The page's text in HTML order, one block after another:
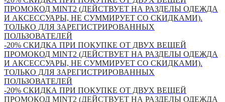
ПРОМОКОД MINT2 (ДЕЙСТВУЕТ НА РАЗДЕЛЫ ОДЕЖДА
И АКСЕССУАРЫ, НЕ СУММИРУЕТ СО СКИДКАМИ).
ТОЛЬКО ДЛЯ ЗАРЕГИСТРИРОВАННЫХ
ПОЛЬЗОВАТЕЛЕЙ
-20% СКИДКА ПРИ ПОКУПКЕ ОТ ДВУХ ВЕЩЕЙ
ПРОМОКОД MINT2 (ДЕЙСТВУЕТ НА РАЗДЕЛЫ ОДЕЖДА
И АКСЕССУАРЫ, НЕ СУММИРУЕТ СО СКИДКАМИ).
ТОЛЬКО ДЛЯ ЗАРЕГИСТРИРОВАННЫХ
ПОЛЬЗОВАТЕЛЕЙ
-20% СКИДКА ПРИ ПОКУПКЕ ОТ ДВУХ ВЕЩЕЙ
ПРОМОКОД MINT2 (ДЕЙСТВУЕТ НА РАЗДЕЛЫ ОДЕЖДА